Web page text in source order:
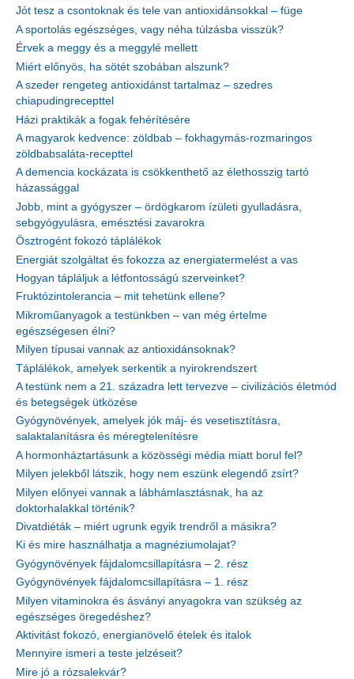
Jót tesz a csontoknak és tele van antioxidánsokkal – füge
A sportolás egészséges, vagy néha túlzásba visszük?
Érvek a meggy és a meggylé mellett
Miért előnyös, ha sötét szobában alszunk?
A szeder rengeteg antioxidánst tartalmaz – szedres
chiapudingrecepttel
Házi praktikák a fogak fehérítésére
A magyarok kedvence: zöldbab – fokhagymás-rozmaringos
zöldbabsaláta-recepttel
A demencia kockázata is csökkenthető az élethosszig tartó
házassággal
Jobb, mint a gyógyszer – ördögkarom ízületi gyulladásra,
sebgyógyulásra, emésztési zavarokra
Ösztrogént fokozó táplálékok
Energiát szolgáltat és fokozza az energiatermelést a vas
Hogyan tápláljuk a létfontosságú szerveinket?
Fruktózintolerancia – mit tehetünk ellene?
Mikroműanyagok a testünkben – van még értelme
egészségesen élni?
Milyen típusai vannak az antioxidánsoknak?
Táplálékok, amelyek serkentik a nyirokrendszert
A testünk nem a 21. századra lett tervezve – civilizációs életmód
és betegségek ütközése
Gyógynövények, amelyek jók máj- és vesetisztításra,
salaktalanításra és méregtelenítésre
A hormonháztartásunk a közösségi média miatt borul fel?
Milyen jelekből látszik, hogy nem eszünk elegendő zsírt?
Milyen előnyei vannak a lábhámlasztásnak, ha az
doktorhalakkal történik?
Divatdiéták – miért ugrunk egyik trendről a másikra?
Ki és mire használhatja a magnéziumolajat?
Gyógynövények fájdalomcsillapításra – 2. rész
Gyógynövények fájdalomcsillapításra – 1. rész
Milyen vitaminokra és ásványi anyagokra van szükség az
egészséges öregedéshez?
Aktivitást fokozó, energianövelő ételek és italok
Mennyire ismeri a teste jelzéseit?
Mire jó a rózsalekvár?